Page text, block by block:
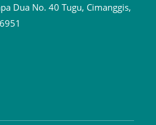
Dua No. 40 Tugu, Cimanggis,